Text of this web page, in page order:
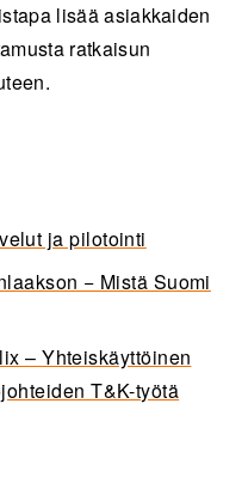
lisää asiakkaiden
ratkaisun
ja pilotointi
− Mistä Suomi
– Yhteiskäyttöinen
T&K-työtä